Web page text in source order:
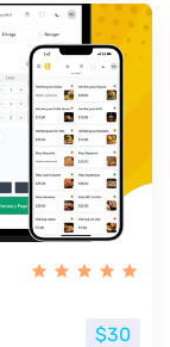
$30